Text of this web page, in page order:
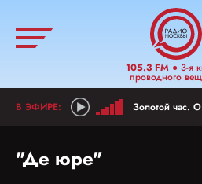
105.3 FM● 3-я
проводного
"Де юре"